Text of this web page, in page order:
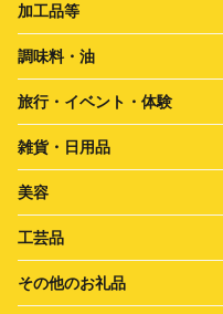
加工品等
調味料・油
旅行・イベント・体験
雑貨・日用品
美容
工芸品
その他のお礼品